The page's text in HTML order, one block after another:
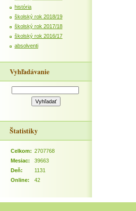
história
školský rok 2018/19
školský rok 2017/18
školský rok 2016/17
absolventi
Vyhľadávanie
Štatistiky
Online: 42
Celkom: 2707768
Mesiac:
39663
Deň:
1131